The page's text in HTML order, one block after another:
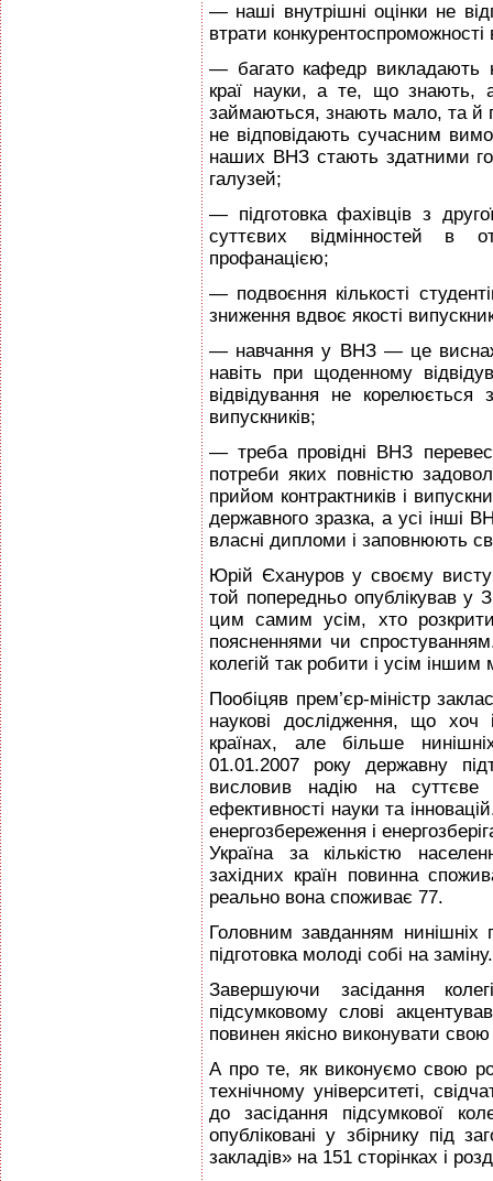
— наші внутрішні оцінки не
втрати конкурентоспроможності
— багато кафедр викладають
краї науки, а те, що знають,
займаються, знають мало, та й
не відповідають сучасним
наших ВНЗ стають здатними
галузей;
— підготовка фахівців з
суттєвих відмінностей в
профанацією;
— подвоєння кількості
зниження вдвоє якості
— навчання у ВНЗ — це
навіть при щоденному
відвідування не корелюється
випускників;
— треба провідні ВНЗ
потреби яких повністю
прийом контрактників і
державного зразка, а усі інші
власні дипломи і заповнюють
Юрій Єхануров у своєму
той попередньо опублікував у
цим самим усім, хто
поясненнями чи
колегій так робити і усім іншим
Пообіцяв прем’єр-міністр
наукові дослідження, що
країнах, але більше
01.01.2007 року державну
висловив надію на
ефективності науки та
енергозбереження і
Україна за кількістю
західних країн повинна
реально вона споживає 77.
Головним завданням нинішніх
підготовка молоді собі на заміну.
Завершуючи засідання
підсумковому слові
повинен якісно виконувати
А про те, як виконуємо свою
технічному університеті,
до засідання підсумкової
опубліковані у збірнику під
закладів» на 151 сторінках і